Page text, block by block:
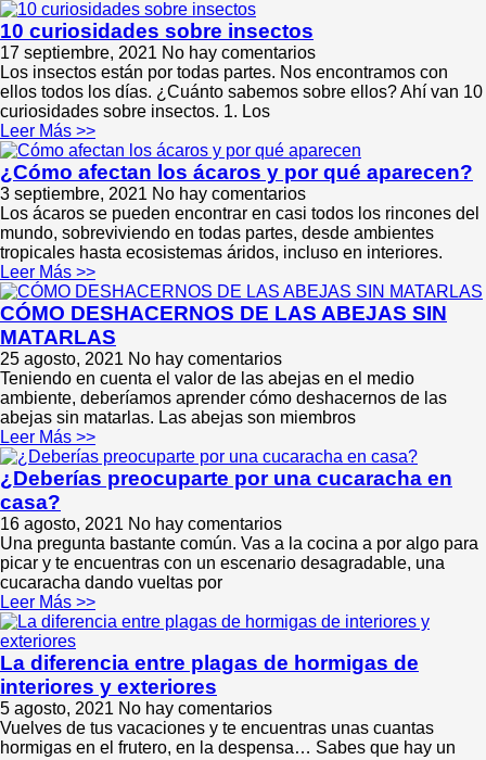
10 curiosidades sobre insectos
17 septiembre, 2021 No hay comentarios
Los insectos están por todas partes. Nos encontramos con
ellos todos los días. ¿Cuánto sabemos sobre ellos? Ahí van 10
curiosidades sobre insectos. 1. Los
Leer Más >>
¿Cómo afectan los ácaros y por qué aparecen?
3 septiembre, 2021 No hay comentarios
Los ácaros se pueden encontrar en casi todos los rincones del
mundo, sobreviviendo en todas partes, desde ambientes
tropicales hasta ecosistemas áridos, incluso en interiores.
Leer Más >>
CÓMO DESHACERNOS DE LAS ABEJAS SIN
MATARLAS
25 agosto, 2021 No hay comentarios
Teniendo en cuenta el valor de las abejas en el medio
ambiente, deberíamos aprender cómo deshacernos de las
abejas sin matarlas. Las abejas son miembros
Leer Más >>
¿Deberías preocuparte por una cucaracha en
casa?
16 agosto, 2021 No hay comentarios
Una pregunta bastante común. Vas a la cocina a por algo para
picar y te encuentras con un escenario desagradable, una
cucaracha dando vueltas por
Leer Más >>
La diferencia entre plagas de hormigas de
interiores y exteriores
5 agosto, 2021 No hay comentarios
Vuelves de tus vacaciones y te encuentras unas cuantas
hormigas en el frutero, en la despensa… Sabes que hay un